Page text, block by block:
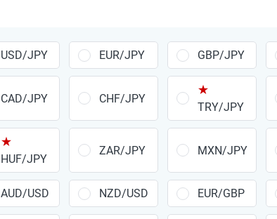
GBP/JPY 170円
AUD/JPY 106円
NZD/JPY 28円
CAD/JPY 38円
CHF/JPY 34円
USD/JPY EUR/JPY GBP/JPY
CAD/JPY CHF/JPY
★
TRY/JPY
★
HUF/JPY
ZAR/JPY MXN/JPY
AUD/USD NZD/USD EUR/GBP